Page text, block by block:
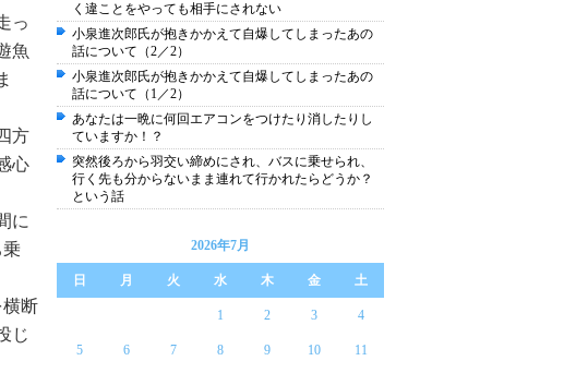
っ
魚
方
心
に
乗
断
じ
く違ことをやっても相手にされない
小泉進次郎氏が抱きかかえて自爆してしまったあの
話について（2／2）
小泉進次郎氏が抱きかかえて自爆してしまったあの
話について（1／2）
あなたは一晩に何回エアコンをつけたり消したりし
ていますか！？
突然後ろから羽交い締めにされ、バスに乗せられ、
行く先も分からないまま連れて行かれたらどうか？
という話
2026年7月
日 月 火 水 木 金 土
1 2 3 4
5 6 7 8 9 10 11